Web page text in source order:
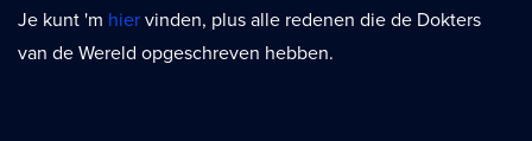
Je kunt 'm hier vinden, plus alle redenen die de Dokters
van de Wereld opgeschreven hebben.